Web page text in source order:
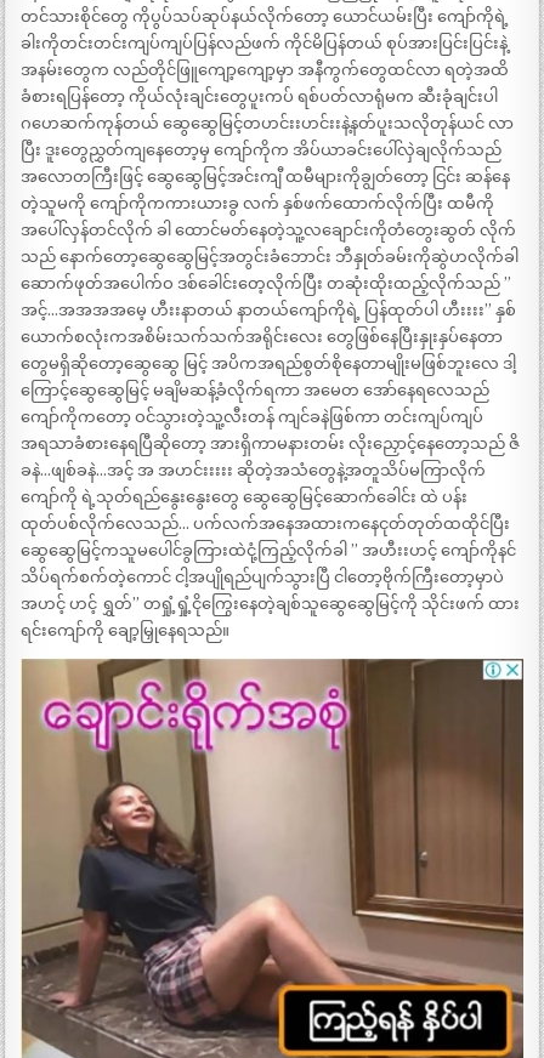
တင်သားစိုင်တွေ ကိုပွပ်သပ်ဆုပ်နယ်လိုက်တော့ ယောင်ယမ်းပြီး ကျော်ကိုရဲ့
ခါးကိုတင်းတင်းကျပ်ကျပ်ပြန်လည်ဖက် ကိုင်မိပြန်တယ် စုပ်အားပြင်းပြင်းနဲ့
အနမ်းတွေက လည်တိုင်ဖြူကျော့ကျော့မှာ အနီကွက်တွေထင်လာ ရတဲ့အထိ
ခံစားရပြန်တော့ ကိုယ်လုံးချင်းတွေပူးကပ် ရစ်ပတ်လာရုံမက ဆီးခုံချင်းပါ
ဂဟေဆက်ကုန်တယ် ဆွေဆွေမြင့်တဟင်းးဟင်းးနဲ့နတ်ပူးသလိုတုန်ယင် လာ
ပြီး ဒူးတွေညွှတ်ကျနေတော့မှ ကျော်ကိုက အိပ်ယာခင်းပေါ်လှဲချလိုက်သည်
အလောတကြီးဖြင့် ဆွေဆွေမြင့်အင်းကျီ ထမီများကိုချွတ်တော့ ငြင်း ဆန်နေ
တဲ့သူမကို ကျော်ကိုကကားယားခွ လက် နှစ်ဖက်ထောက်လိုက်ပြီး ထမီကို
အပေါ်လှန်တင်လိုက် ခါ ထောင်မတ်နေတဲ့သူ့လချောင်းကိုတံတွေးဆွတ် လိုက်
သည် နောက်တော့ဆွေဆွေမြင့်အတွင်းခံဘောင်း ဘီနှုတ်ခမ်းကိုဆွဲဟလိုက်ခါ
ဆောက်ဖုတ်အပေါက်ဝ ဒစ်ခေါင်းတေ့လိုက်ပြီး တဆုံးထိုးထည့်လိုက်သည် ”
အင့်…အအအအမေ့ ဟီးးနာတယ် နာတယ်ကျော်ကိုရဲ့ ပြန်ထုတ်ပါ ဟီးးးး” နှစ်
ယောက်စလုံးကအစိမ်းသက်သက်အရိုင်းလေး တွေဖြစ်နေပြီးနှုးနှပ်နေတာ
တွေမရှိဆိုတော့ဆွေဆွေ မြင့် အပိကအရည်စွတ်စိုနေတာမျိုးမဖြစ်ဘူးလေ ဒါ့
ကြောင့်ဆွေဆွေမြင့် မချိမဆန့်ခံလိုက်ရကာ အမေတ အော်နေရလေသည်
ကျော်ကိုကတော့ ဝင်သွားတဲ့သူ့လီးတန် ကျင်ခနဲဖြစ်ကာ တင်းကျပ်ကျပ်
အရသာခံစားနေရပြီဆိုတော့ အားရှိကာမနားတမ်း လိုးညှောင့်နေတော့သည် ဇိ
ခနဲ…ဖျစ်ခနဲ…အင့် အ အဟင်းးးးး ဆိုတဲ့အသံတွေနဲ့အတူသိပ်မကြာလိုက်
ကျော်ကို ရဲ့သုတ်ရည်နွေးနွေးတွေ ဆွေဆွေမြင့်ဆောက်ခေါင်း ထဲ ပန်း
ထုတ်ပစ်လိုက်လေသည်… ပက်လက်အနေအထားကနေငုတ်တုတ်ထထိုင်ပြီး
ဆွေဆွေမြင့်ကသူမပေါင်ခွကြားထဲငုံ့ကြည့်လိုက်ခါ ” အဟီးးဟင့် ကျော်ကိုနင်
သိပ်ရက်စက်တဲ့ကောင် ငါ့အပျိုရည်ပျက်သွားပြီ ငါတော့ဗိုက်ကြီးတော့မှာပဲ
အဟင့် ဟင့် ရွှတ်” တရှုံ့ရှုံ့ငိုကြွေးနေတဲ့ချစ်သူဆွေဆွေမြင့်ကို သိုင်းဖက် ထား
ရင်းကျော်ကို ချော့မြှုနေရသည်။